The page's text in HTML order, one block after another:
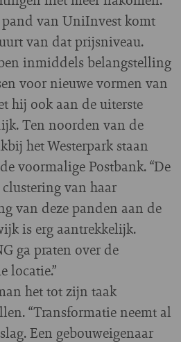
pand van UniInvest komt
van dat prijsniveau.
inmiddels belangstelling
voor nieuwe vormen van
hij ook aan de uiterste
Ten noorden van de
het Westerpark staan
voormalige Postbank. “De
van haar
van deze panden aan de
is erg aantrekkelijk.
ga praten over de
locatie.”
het tot zijn taak
“Transformatie neemt al
Een gebouweigenaar